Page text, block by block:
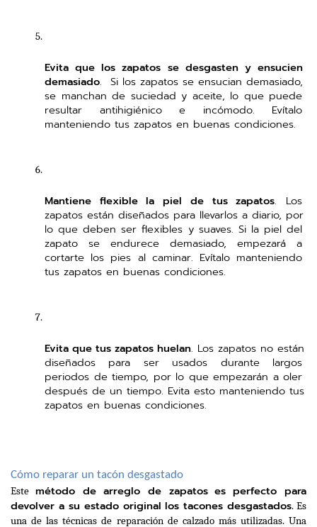
Evita que los zapatos se desgasten y ensucien
demasiado.  Si los zapatos se ensucian demasiado,
se manchan de suciedad y aceite, lo que puede
resultar antihigiénico e incómodo. Evítalo
manteniendo tus zapatos en buenas condiciones.
Mantiene flexible la piel de tus zapatos. Los
zapatos están diseñados para llevarlos a diario, por
lo que deben ser flexibles y suaves. Si la piel del
zapato se endurece demasiado, empezará a
cortarte los pies al caminar. Evítalo manteniendo
tus zapatos en buenas condiciones.
Evita que tus zapatos huelan. Los zapatos no están
diseñados para ser usados durante largos
periodos de tiempo, por lo que empezarán a oler
después de un tiempo. Evita esto manteniendo tus
zapatos en buenas condiciones.
Cómo reparar un tacón desgastado
Este método de arreglo de zapatos es perfecto para
devolver a su estado original los tacones desgastados. Es
una de las técnicas de reparación de calzado más utilizadas. Una